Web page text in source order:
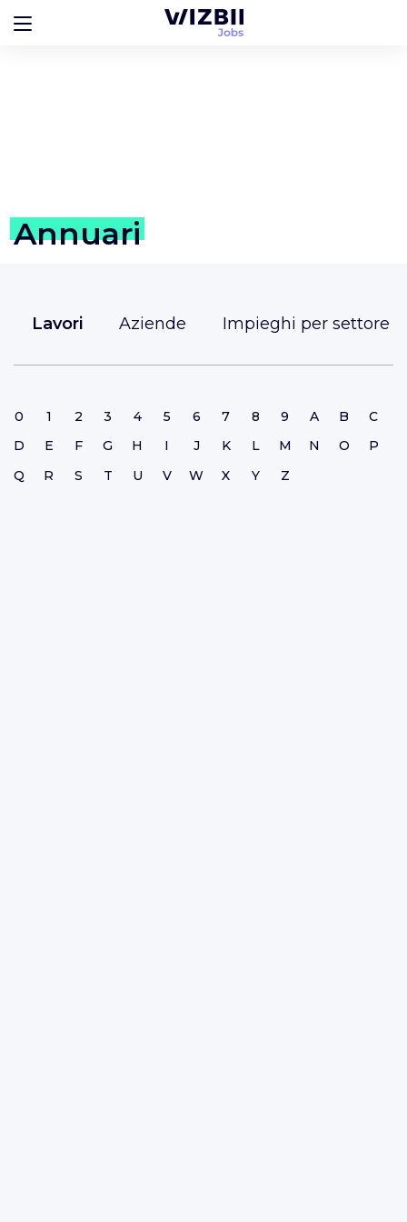
Annuari
Lavori Aziende Impieghi per settore
0 1 2 3 4 5 6 7 8 9 A B
C
D
E F G H I J K L M N O
P
Q
R S T U V W X Y Z